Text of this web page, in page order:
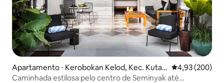
Apartamento ⋅ Kerobokan Kelod, Kec. Kuta
Utara, Kabupaten Badung
4,93 de uma
4,93 (200)
Caminhada estilosa pelo centro de Seminyak até